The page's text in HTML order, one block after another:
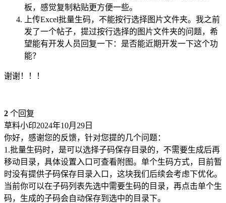
板，感觉复制粘贴更方便一些。
上传Excel批量生码，不能按行选择图片文件夹。我之前
发了一个帖子，提过按行选择的图片文件夹的问题，希
望能有开发人员回复一下：是否能近期开发一下这个功
能？
谢谢！！！
2 个回复
草料小印2024年10月29日
你好，感谢您的反馈，针对您提的几个问题：
1.批量生码时，是可以选择子码保存目录的，不需要生成后再
移动目录，具体设置入口可查看附图。单个生码方式，目前暂
时没有提供子码保存目录入口，这块我们后续会考虑下优化。
当前你可以在子码列表先选中需要生码的目录，再点击单个生
码，生成的子码会自动保存到选中的目录下。